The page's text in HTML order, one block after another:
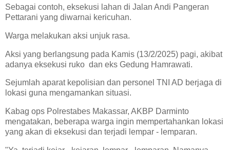
Sebagai contoh, eksekusi lahan di Jalan Andi Pangeran
Pettarani yang diwarnai kericuhan.
Warga melakukan aksi unjuk rasa.
Aksi yang berlangsung pada Kamis (13/2/2025) pagi, akibat
adanya eksekusi ruko dan eks Gedung Hamrawati.
Sejumlah aparat kepolisian dan personel TNI AD berjaga di
lokasi guna mengamankan situasi.
Kabag ops Polrestabes Makassar, AKBP Darminto
mengatakan, beberapa warga ingin mempertahankan lokasi
yang akan di eksekusi dan terjadi lempar - lemparan.